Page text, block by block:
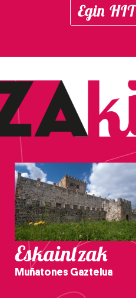
Egin
Eskaintzak
Muñatones Gaztelua